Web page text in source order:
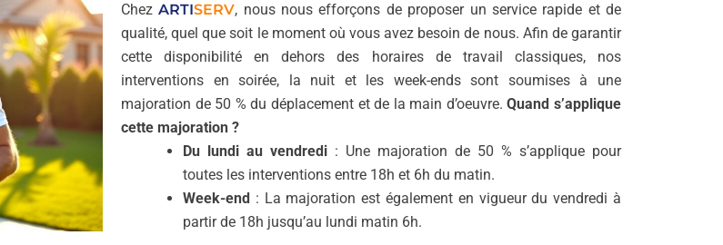
ChezARTISERV, nous nous efforçons de proposer un service rapide et de
qualité, quel que soit le moment où vous avez besoin de nous. Afin de garantir
cette disponibilité en dehors des horaires de travail classiques, nos
interventions en soirée, la nuit et les week-ends sont soumises à une
majoration de 50 % du déplacement et de la main d’oeuvre.Quand s’applique
cette majoration ?
Du lundi au vendredi : Une majoration de 50 % s’applique pour
toutes les interventions entre 18h et 6h du matin.
Week-end : La majoration est également en vigueur du vendredi à
partir de 18h jusqu’au lundi matin 6h.